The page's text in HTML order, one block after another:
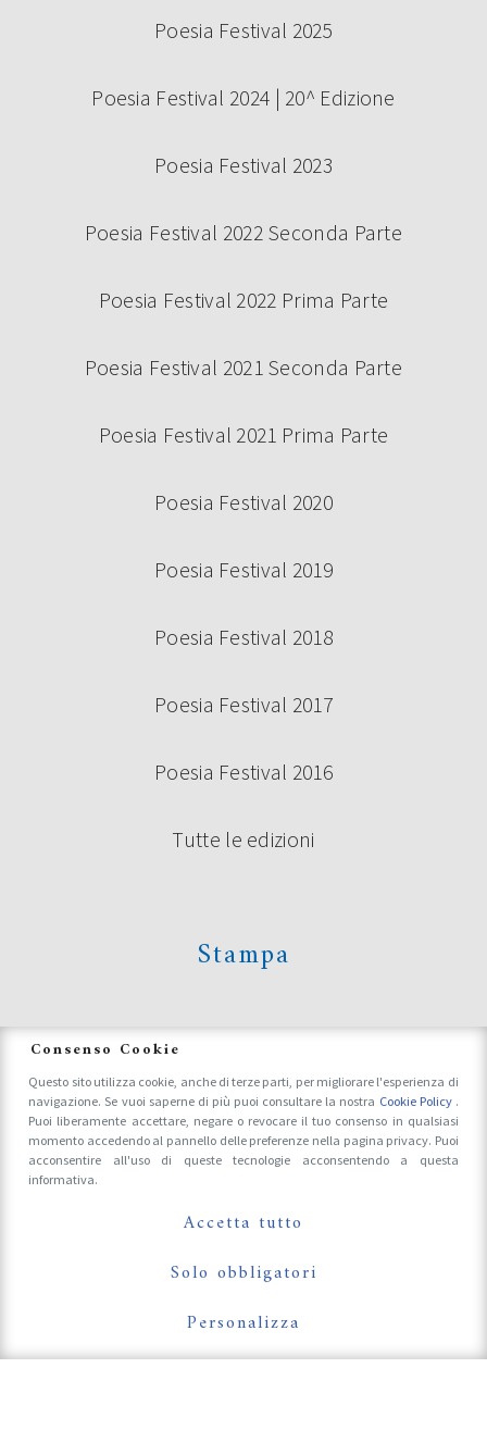
Poesia Festival 2025
Poesia Festival 2024 | 20^ Edizione
Poesia Festival 2023
Poesia Festival 2022 Seconda Parte
Poesia Festival 2022 Prima Parte
Poesia Festival 2021 Seconda Parte
Poesia Festival 2021 Prima Parte
Poesia Festival 2020
Poesia Festival 2019
Poesia Festival 2018
Poesia Festival 2017
Poesia Festival 2016
Tutte le edizioni
Stampa
Accrediti Stampa e Fotografi
Follow Us On
Consenso Cookie
Questo sito utilizza cookie, anche di terze parti, per migliorare l'esperienza di
navigazione. Se vuoi saperne di più puoi consultare la nostra Cookie Policy .
Puoi liberamente accettare, negare o revocare il tuo consenso in qualsiasi
momento accedendo al pannello delle preferenze nella pagina privacy. Puoi
acconsentire all'uso di queste tecnologie acconsentendo a questa
informativa.
Accetta tutto
Solo obbligatori
Personalizza